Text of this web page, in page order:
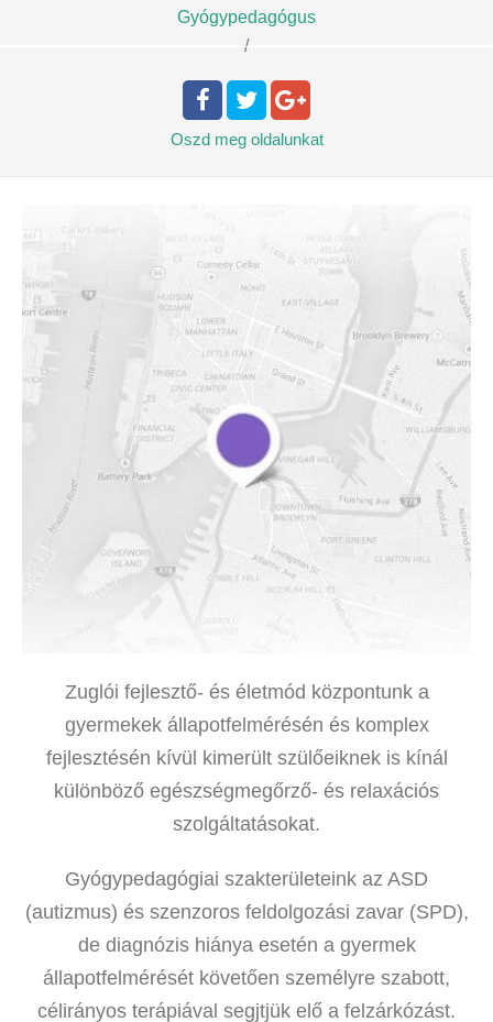
Gyógypedagógus
/
Oszd meg oldalunkat
Zuglói fejlesztő- és életmód központunk a
gyermekek állapotfelmérésén és komplex
fejlesztésén kívül kimerült szülőeiknek is kínál
különböző egészségmegőrző- és relaxációs
szolgáltatásokat.
Gyógypedagógiai szakterületeink az ASD
(autizmus) és szenzoros feldolgozási zavar (SPD),
de diagnózis hiánya esetén a gyermek
állapotfelmérését követően személyre szabott,
célirányos terápiával segjtjük elő a felzárkózást.